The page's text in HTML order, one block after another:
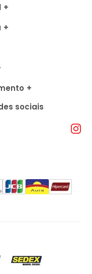
sociais